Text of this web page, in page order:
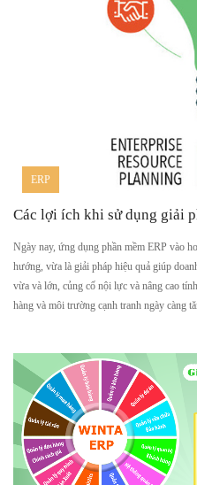
ERP
Các lợi ích khi sử dụng giải
Ngày nay, ứng dụng phần mềm ERP vào
hướng, vừa là giải pháp hiệu quả giúp
vừa và lớn, củng cố nội lực và nâng cao
hàng và môi trường cạnh tranh ngày càng